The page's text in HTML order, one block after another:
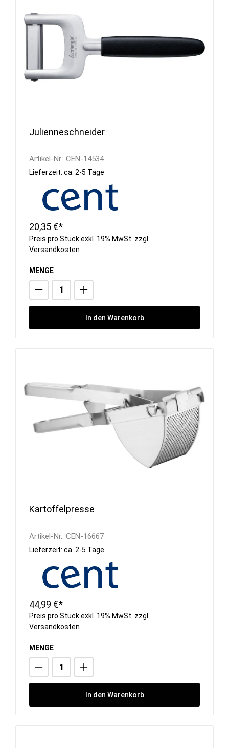
Julienneschneider
Artikel-Nr.: CEN-14534
Lieferzeit: ca. 2-5 Tage
20,35 €*
Preis pro Stück exkl. 19% MwSt. zzgl.
Versandkosten
MENGE
In den Warenkorb
Kartoffelpresse
Artikel-Nr.: CEN-16667
Lieferzeit: ca. 2-5 Tage
44,99 €*
Preis pro Stück exkl. 19% MwSt. zzgl.
Versandkosten
MENGE
In den Warenkorb